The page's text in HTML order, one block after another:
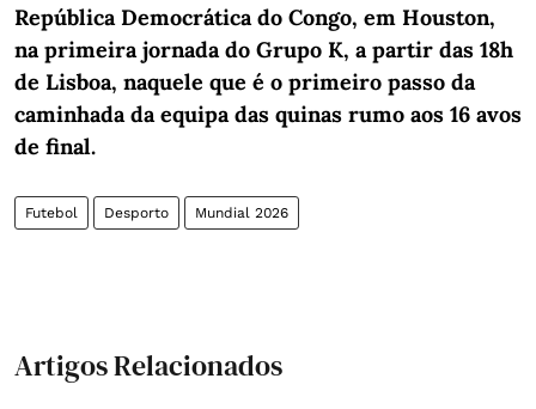
República Democrática do Congo, em Houston,
na primeira jornada do Grupo K, a partir das 18h
de Lisboa, naquele que é o primeiro passo da
caminhada da equipa das quinas rumo aos 16 avos
de final.
Futebol Desporto Mundial 2026
Artigos Relacionados